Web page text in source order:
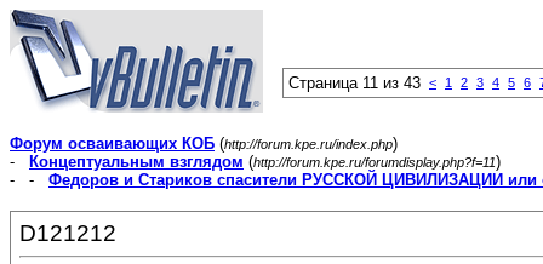
Страница 11 из 43 < 1 2 3 4 5 6
Форум осваивающих КОБ (http://forum.kpe.ru/index.php)
-
Концептуальным взглядом (http://forum.kpe.ru/forumdisplay.php?f=11)
- - Федоров и Стариков спасители РУССКОЙ ЦИВИЛИЗАЦИИ или
D121212